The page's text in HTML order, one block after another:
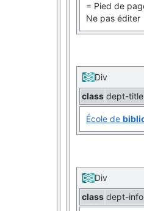
= Pied de
Ne pas éditer
Div
class dept-
École de
Div
class dept-